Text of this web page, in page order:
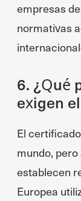
empresas
normativas
6. ¿Qué
exigen
El
mundo,
establecen
Europea